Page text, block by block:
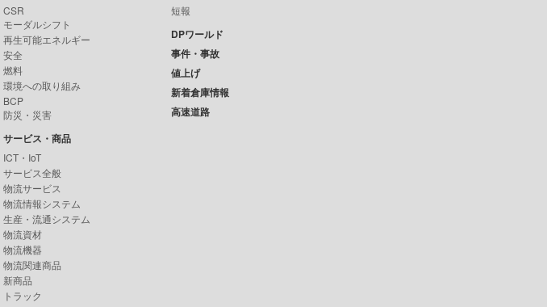
CSR
モーダルシフト
再生可能エネルギー
安全
燃料
環境への取り組み
BCP
防災・災害
サービス・商品
ICT・IoT
サービス全般
物流サービス
物流情報システム
生産・流通システム
物流資材
物流機器
物流関連商品
新商品
トラック
短報
DPワールド
事件・事故
値上げ
新着倉庫情報
高速道路